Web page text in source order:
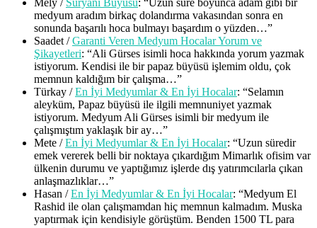
medyum aradım birkaç dolandırma vakasından sonra en
sonunda başarılı hoca bulmayı başardım o yüzden…”
Saadet /Garanti Veren Medyum Hocalar Yorum ve
Şikayetleri: “Ali Gürses isimli hoca hakkında yorum yazmak
istiyorum. Kendisi ile bir papaz büyüsü işlemim oldu, çok
memnun kaldığım bir çalışma…”
Türkay /En İyi Medyumlar & En İyi Hocalar: “Selamın
aleyküm, Papaz büyüsü ile ilgili memnuniyet yazmak
istiyorum. Medyum Ali Gürses isimli bir medyum ile
çalışmıştım yaklaşık bir ay…”
Mete /En İyi Medyumlar & En İyi Hocalar: “Uzun süredir
emek vererek belli bir noktaya çıkardığım Mimarlık ofisim var
ülkenin durumu ve yaptığımız işlerde dış yatırımcılarla çıkan
anlaşmazlıklar…”
Hasan /En İyi Medyumlar & En İyi Hocalar: “Medyum El
Rashid ile olan çalışmamdan hiç memnun kalmadım. Muska
yaptırmak için kendisiyle görüştüm. Benden 1500 TL para